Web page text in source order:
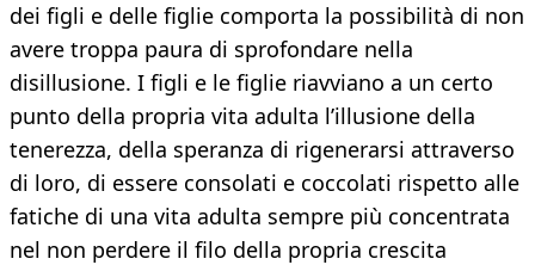
dei figli e delle figlie comporta la possibilità di non
avere troppa paura di sprofondare nella
disillusione. I figli e le figlie riavviano a un certo
punto della propria vita adulta l’illusione della
tenerezza, della speranza di rigenerarsi attraverso
di loro, di essere consolati e coccolati rispetto alle
fatiche di una vita adulta sempre più concentrata
nel non perdere il filo della propria crescita